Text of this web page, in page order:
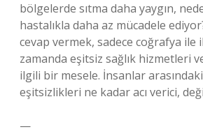
bölgelerde sıtma daha yaygın,
hastalıkla daha az mücadele
cevap vermek, sadece coğrafya ile
zamanda eşitsiz sağlık hizmetleri
ilgili bir mesele. İnsanlar
eşitsizlikleri ne kadar acı verici,
—